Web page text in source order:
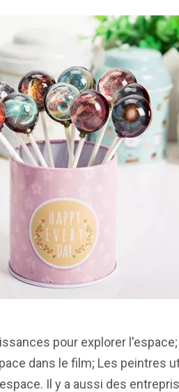
pour explorer
dans le film; Les peintres
Il y a aussi des